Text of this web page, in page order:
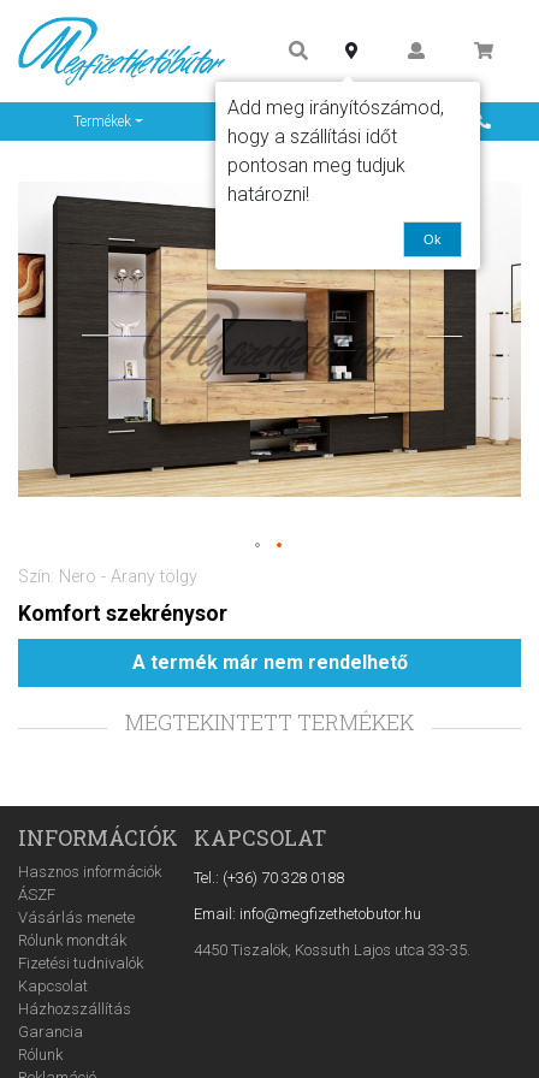
Termékek Info
Szín: Nero - Arany tölgy
Komfort szekrénysor
A termék már nem rendelhető
MEGTEKINTETT TERMÉKEK
INFORMÁCIÓK
Hasznos információk
ÁSZF
Vásárlás menete
Rólunk mondták
Fizetési tudnivalók
Kapcsolat
Házhozszállítás
Garancia
Rólunk
KAPCSOLAT
Tel.: (+36) 70 328 0188
Email: info@megfizethetobutor.hu
4450 Tiszalök, Kossuth Lajos utca 33-35.
Add meg irányítószámod,
hogy a szállítási időt
pontosan meg tudjuk
határozni!
Ok